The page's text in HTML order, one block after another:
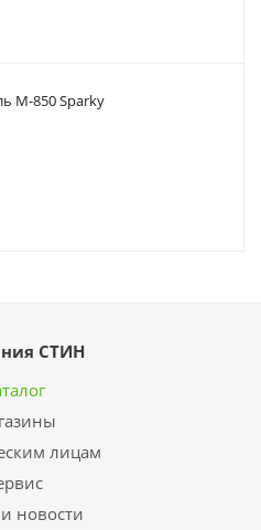
М-850 Sparky
СТИН
лицам
новости